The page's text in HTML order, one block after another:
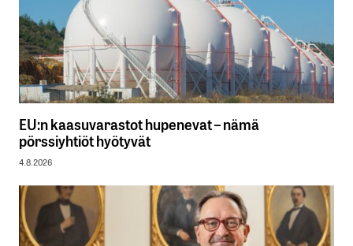
EU:n kaasuvarastot hupenevat – nämä
pörssiyhtiöt hyötyvät
4.8.2026